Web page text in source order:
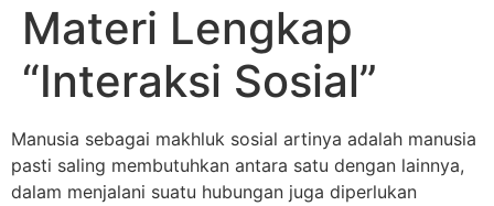
Materi Lengkap
“Interaksi Sosial”
Manusia sebagai makhluk sosial artinya adalah manusia
pasti saling membutuhkan antara satu dengan lainnya,
dalam menjalani suatu hubungan juga diperlukan